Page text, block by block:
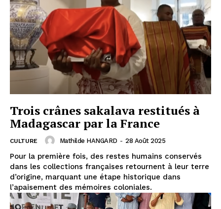
Trois crânes sakalava restitués à
Madagascar par la France
CULTURE Mathilde HANGARD - 28 Août 2025
Pour la première fois, des restes humains conservés
dans les collections françaises retournent à leur terre
d’origine, marquant une étape historique dans
l’apaisement des mémoires coloniales.